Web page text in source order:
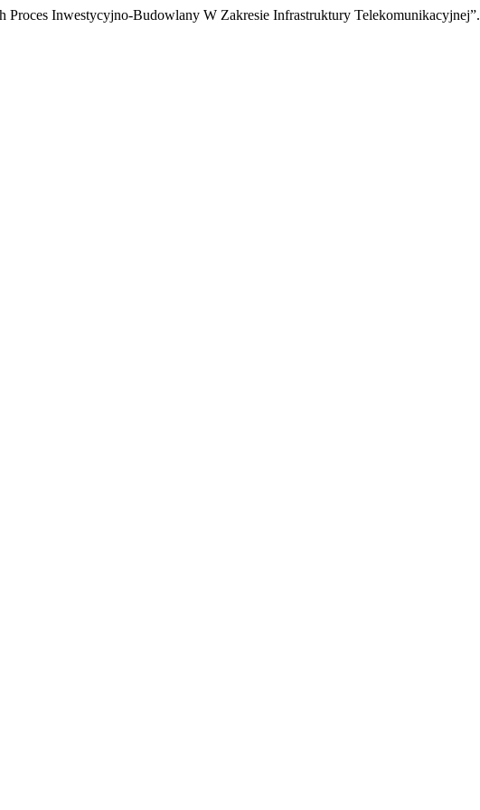
Inwestycyjno-Budowlany W Zakresie Infrastruktury Telekomunikacyjnej”.